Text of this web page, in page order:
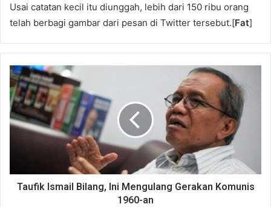
Usai catatan kecil itu diunggah, lebih dari 150 ribu orang
telah berbagi gambar dari pesan di Twitter tersebut.[Fat]
Taufik Ismail Bilang, Ini Mengulang Gerakan Komunis
1960-an